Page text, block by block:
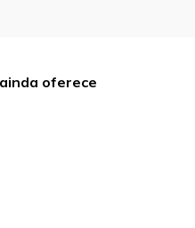
oferece